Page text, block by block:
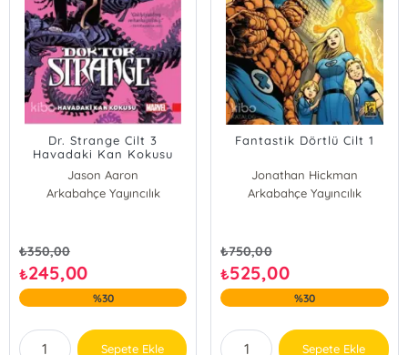
Dr. Strange Cilt 3
Havadaki Kan Kokusu
Jason Aaron
Arkabahçe Yayıncılık
₺350,00
₺245,00
%30
Sepete Ekle
Fantastik Dörtlü Cilt 1
Jonathan Hickman
Arkabahçe Yayıncılık
₺750,00
₺525,00
%30
Sepete Ekle